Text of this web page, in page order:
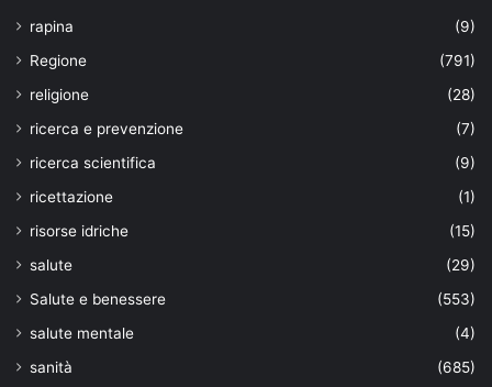
rapina
(9)
Regione
(791)
religione
(28)
ricerca e prevenzione
(7)
ricerca scientifica
(9)
ricettazione
(1)
risorse idriche
(15)
salute
(29)
Salute e benessere
(553)
salute mentale
(4)
sanità
(685)